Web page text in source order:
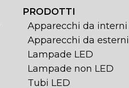
PRODOTTI
Apparecchi da interni
Apparecchi da esterni
Lampade LED
Lampade non LED
Tubi LED